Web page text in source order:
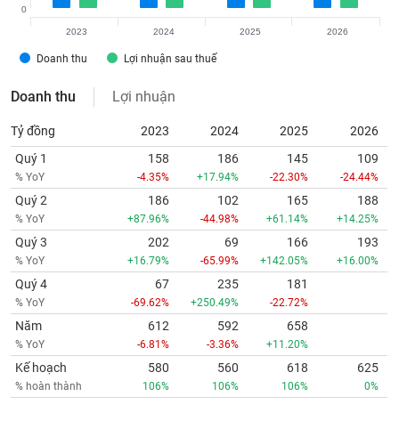
Doanh thu Lợi nhuận sau thuế
0
2023 2024 2025 2026
Doanh thu Lợi nhuận
Tỷ đồng 2023 2024 2025
2026
Quý 1
% YoY
158
-4.35%
186
+17.94%
145
-22.30%
109
-24.44%
Quý 2
% YoY
186
+87.96%
102
-44.98%
165
+61.14%
188
+14.25%
Quý 3
% YoY
202
+16.79%
69
-65.99%
166
+142.05%
193
+16.00%
Quý 4
% YoY
67
-69.62%
235
+250.49%
181
-22.72%
Năm
% YoY
612
-6.81%
592
-3.36%
658
+11.20%
Kế hoạch
% hoàn thành
580
106%
560
106%
618
106%
625
0%